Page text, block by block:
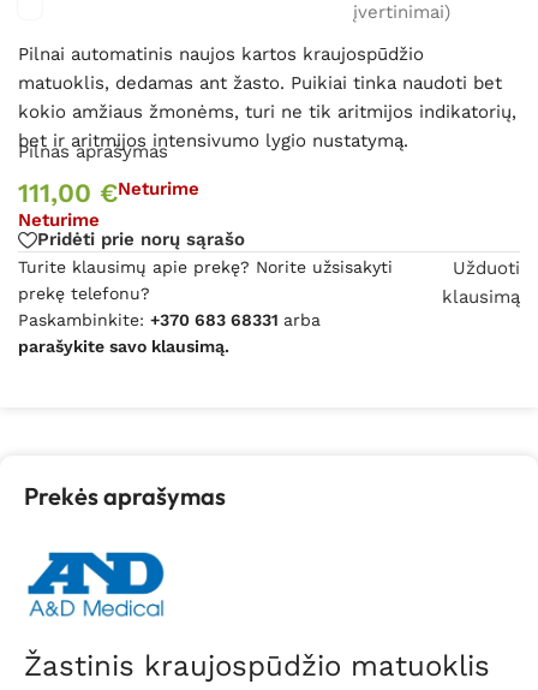
įvertinimai)
Pilnai automatinis naujos kartos kraujospūdžio
matuoklis, dedamas ant žasto. Puikiai tinka naudoti bet
kokio amžiaus žmonėms, turi ne tik aritmijos indikatorių,
bet ir aritmijos intensivumo lygio nustatymą.
Pilnas aprašymas
111,00 €Neturime
Neturime
Pridėti prie norų sąrašo
Turite klausimų apie prekę? Norite užsisakyti
prekę telefonu?
Paskambinkite: +370 683 68331 arba
parašykite savo klausimą.
Užduoti
klausimą
Prekės aprašymas
Žastinis kraujospūdžio matuoklis